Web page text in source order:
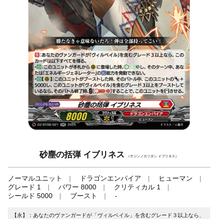
砂塵の括弾 イブリネス （サジンノカツダン イブリネス）
ノーマルユニット ドラゴンエンパイア
ヒューマン
グレード 1
パワー 8000
クリティカル 1
シールド 5000
ブースト -
【永】：あなたのヴァンガードが「ヴィルベイル」を含むグレード３以上なら、